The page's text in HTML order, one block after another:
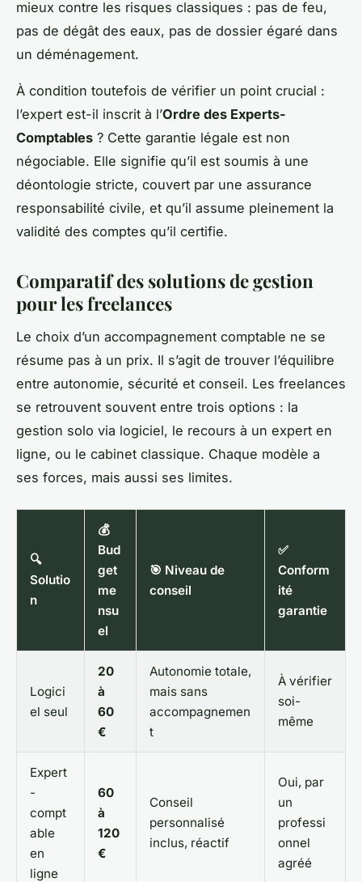
mieux contre les risques classiques : pas de feu,
pas de dégât des eaux, pas de dossier égaré dans
un déménagement.
À condition toutefois de vérifier un point crucial :
l’expert est-il inscrit à l’Ordre des Experts-
Comptables ? Cette garantie légale est non
négociable. Elle signifie qu’il est soumis à une
déontologie stricte, couvert par une assurance
responsabilité civile, et qu’il assume pleinement la
validité des comptes qu’il certifie.
Comparatif des solutions de gestion
pour les freelances
Le choix d’un accompagnement comptable ne se
résume pas à un prix. Il s’agit de trouver l’équilibre
entre autonomie, sécurité et conseil. Les freelances
se retrouvent souvent entre trois options : la
gestion solo via logiciel, le recours à un expert en
ligne, ou le cabinet classique. Chaque modèle a
ses forces, mais aussi ses limites.
🔍
Solutio
n
💰
Bud
get
me
nsu
el
🎯 Niveau de
conseil
✅
Conform
ité
garantie
Logici
el seul
20
à
60
€
Autonomie totale,
mais sans
accompagnemen
t
À vérifier
soi-
même
Expert
-
compt
able
en
ligne
60
à
120
€
Conseil
personnalisé
inclus, réactif
Oui, par
un
professi
onnel
agréé